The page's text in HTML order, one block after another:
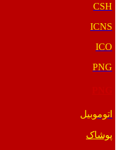
CSH
ICNS
ICO
PNG
اتوموبیل
پوشاک